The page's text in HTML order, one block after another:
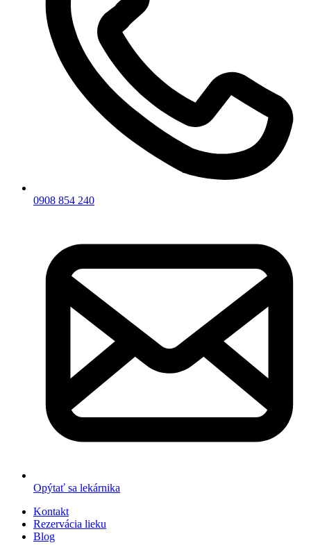
0908 854 240
Opýtať sa lekárnika
Kontakt
Rezervácia lieku
Blog